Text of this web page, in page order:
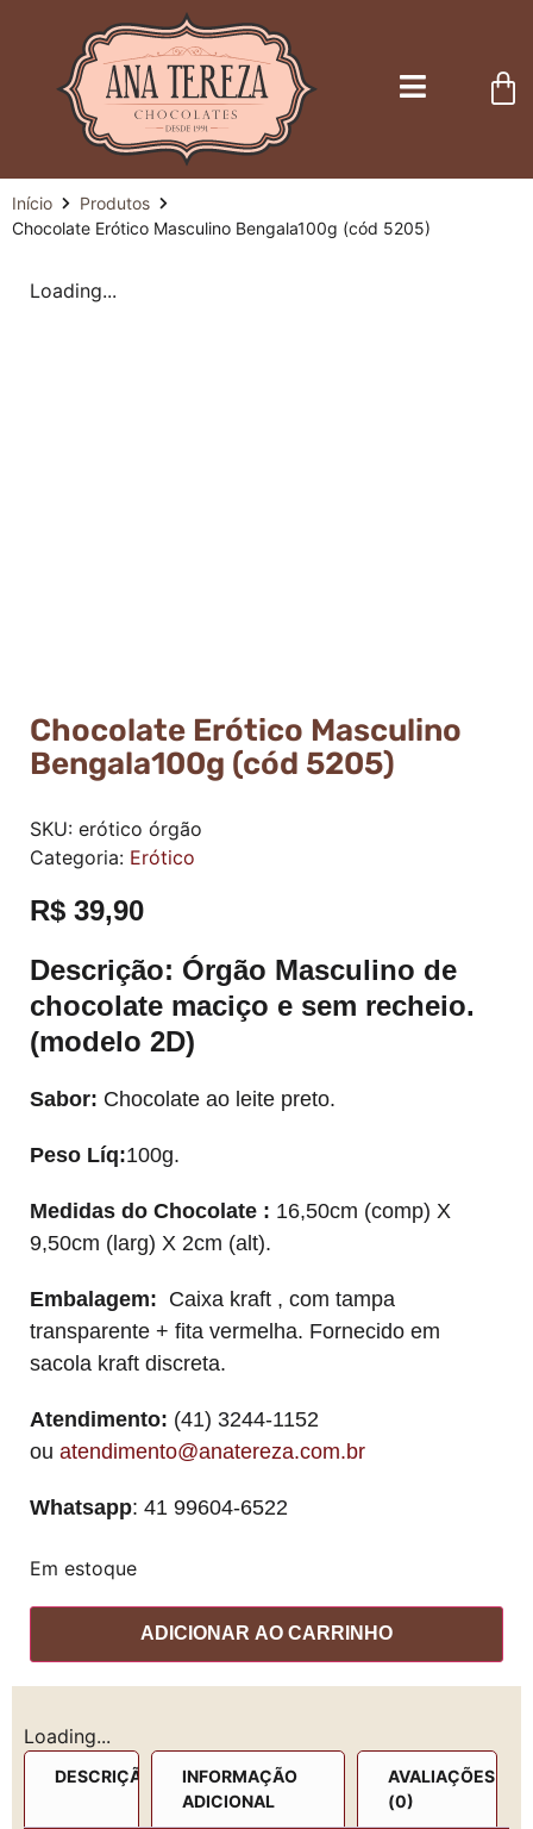
Início
Produtos
Chocolate Erótico Masculino Bengala100g (cód 5205)
Loading...
Chocolate Erótico Masculino
Bengala100g (cód 5205)
SKU: erótico órgão
Categoria: Erótico
R$ 39,90
Descrição: Órgão Masculino de
chocolate maciço e sem recheio.
(modelo 2D)
Sabor: Chocolate ao leite preto.
Peso Líq:100g.
Medidas do Chocolate : 16,50cm (comp) X
9,50cm (larg) X 2cm (alt).
Embalagem: Caixa kraft , com tampa
transparente + fita vermelha. Fornecido em
sacola kraft discreta.
Atendimento: (41) 3244-1152
ou atendimento@anatereza.com.br
Whatsapp: 41 99604-6522
Em estoque
ADICIONAR AO CARRINHO
Loading...
DESCRIÇÃO
INFORMAÇÃO
ADICIONAL
AVALIAÇÕES
(0)